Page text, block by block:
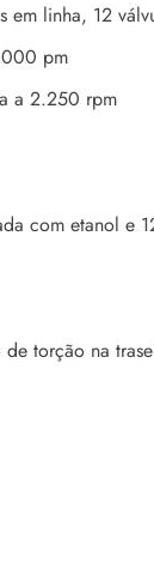
linha, 12
pm
a 2.250 rpm
com etanol e
torção na